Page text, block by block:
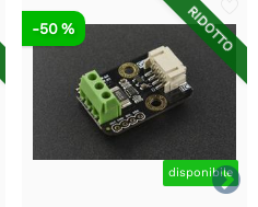

RIDOTTO
disponibile
-50 %